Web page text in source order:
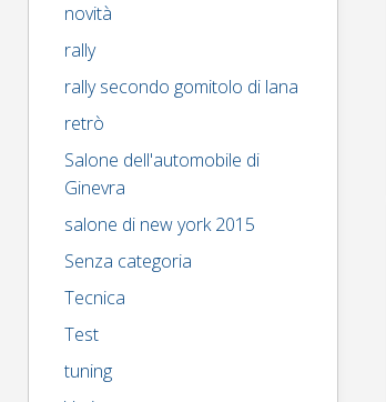
novità
rally
rally secondo gomitolo di lana
retrò
Salone dell'automobile di
Ginevra
salone di new york 2015
Senza categoria
Tecnica
Test
tuning